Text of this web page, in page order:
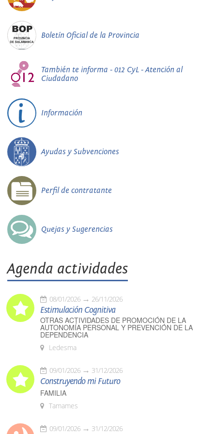
Boletín Oficial de la Provincia
También te informa - 012 CyL - Atención al
Ciudadano
Información
Ayudas y Subvenciones
Perfil de contratante
Quejas y Sugerencias
Agenda actividades
08/01/2026 26/11/2026
Estimulación Cognitiva
OTRAS ACTIVIDADES DE PROMOCIÓN DE LA
AUTONOMÍA PERSONAL Y PREVENCIÓN DE LA
DEPENDENCIA
Ledesma
09/01/2026 31/12/2026
Construyendo mi Futuro
FAMILIA
Tamames
09/01/2026 31/12/2026